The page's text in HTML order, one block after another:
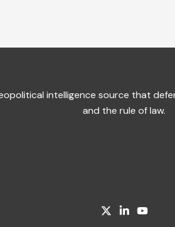
intelligence source that
and the rule of law.